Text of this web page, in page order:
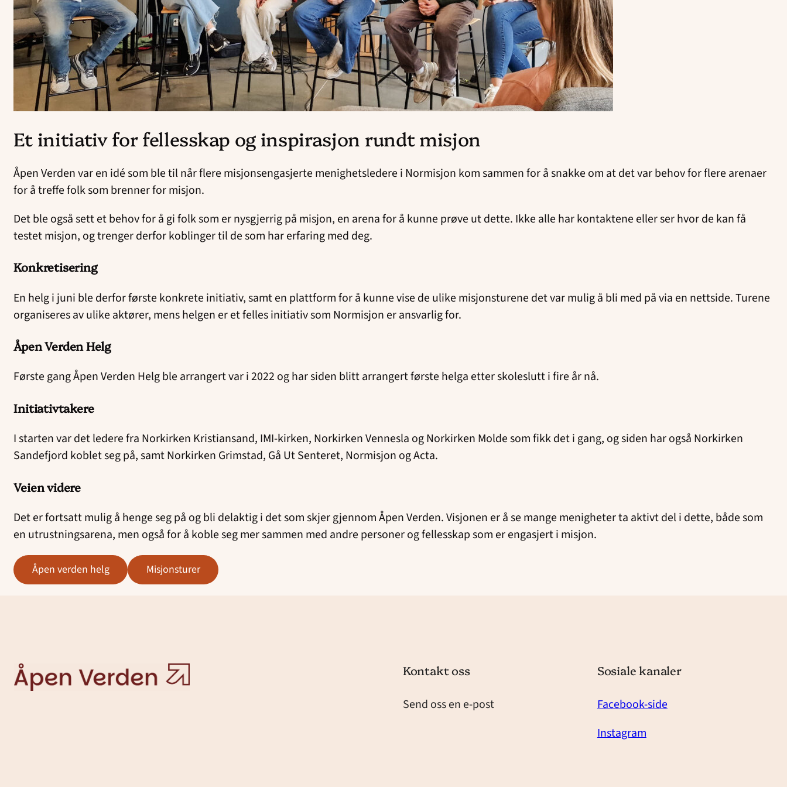
Et initiativ for fellesskap og inspirasjon rundt misjon
Åpen Verden var en idé som ble til når flere misjonsengasjerte menighetsledere i Normisjon kom sammen for å snakke om at det var behov for flere arenaer
for å treffe folk som brenner for misjon.
Det ble også sett et behov for å gi folk som er nysgjerrig på misjon, en arena for å kunne prøve ut dette. Ikke alle har kontaktene eller ser hvor de kan få
testet misjon, og trenger derfor koblinger til de som har erfaring med deg.
Konkretisering
En helg i juni ble derfor første konkrete initiativ, samt en plattform for å kunne vise de ulike misjonsturene det var mulig å bli med på via en nettside. Turene
organiseres av ulike aktører, mens helgen er et felles initiativ som Normisjon er ansvarlig for.
Åpen Verden Helg
Første gang Åpen Verden Helg ble arrangert var i 2022 og har siden blitt arrangert første helga etter skoleslutt i fire år nå.
Initiativtakere
I starten var det ledere fra Norkirken Kristiansand, IMI-kirken, Norkirken Vennesla og Norkirken Molde som fikk det i gang, og siden har også Norkirken
Sandefjord koblet seg på, samt Norkirken Grimstad, Gå Ut Senteret, Normisjon og Acta.
Veien videre
Det er fortsatt mulig å henge seg på og bli delaktig i det som skjer gjennom Åpen Verden. Visjonen er å se mange menigheter ta aktivt del i dette, både som
en utrustningsarena, men også for å koble seg mer sammen med andre personer og fellesskap som er engasjert i misjon.
åpen verden helg misjonsturer
Åpen
Verden
Kontakt oss
Send oss en e-post
Sosiale kanaler
Facebook-side
Instagram